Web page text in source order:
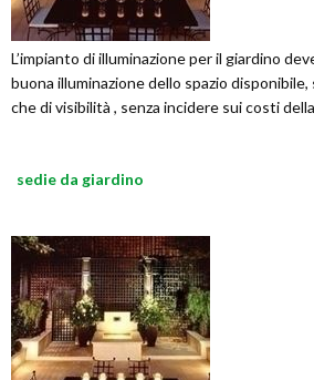
L’impianto di illuminazione per il giardino
buona illuminazione dello spazio
che di visibilità , senza incidere sui costi
sedie da giardino